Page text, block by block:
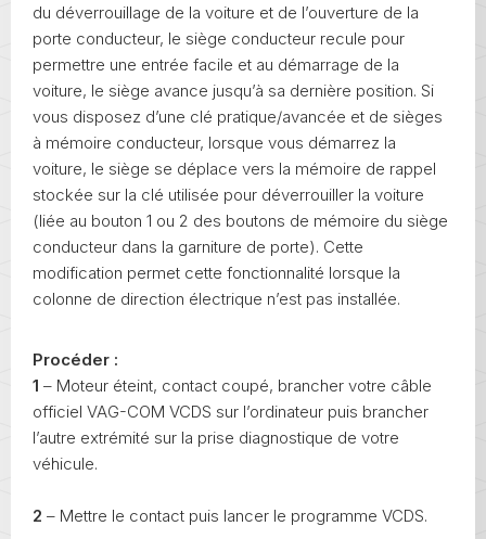
du déverrouillage de la voiture et de l’ouverture de la
porte conducteur, le siège conducteur recule pour
permettre une entrée facile et au démarrage de la
voiture, le siège avance jusqu’à sa dernière position. Si
vous disposez d’une clé pratique/avancée et de sièges
à mémoire conducteur, lorsque vous démarrez la
voiture, le siège se déplace vers la mémoire de rappel
stockée sur la clé utilisée pour déverrouiller la voiture
(liée au bouton 1 ou 2 des boutons de mémoire du siège
conducteur dans la garniture de porte). Cette
modification permet cette fonctionnalité lorsque la
colonne de direction électrique n’est pas installée.
Procéder :
1 – Moteur éteint, contact coupé, brancher votre câble
officiel VAG-COM VCDS sur l’ordinateur puis brancher
l’autre extrémité sur la prise diagnostique de votre
véhicule.
2 – Mettre le contact puis lancer le programme VCDS.